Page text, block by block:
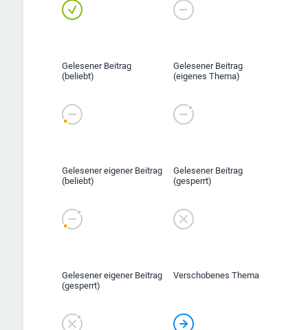
Gelesener Beitrag
(beliebt)
Gelesener Beitrag
(eigenes Thema)
Gelesener eigener Beitrag
(beliebt)
Gelesener Beitrag
(gesperrt)
Gelesener eigener Beitrag
(gesperrt)
Verschobenes Thema